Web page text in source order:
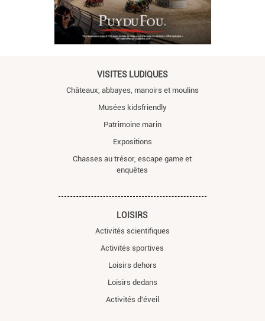
VISITES LUDIQUES
Châteaux, abbayes, manoirs et moulins
Musées kidsfriendly
Patrimoine marin
Expositions
Chasses au trésor, escape game et
enquêtes
LOISIRS
Activités scientifiques
Activités sportives
Loisirs dehors
Loisirs dedans
Activités d'éveil